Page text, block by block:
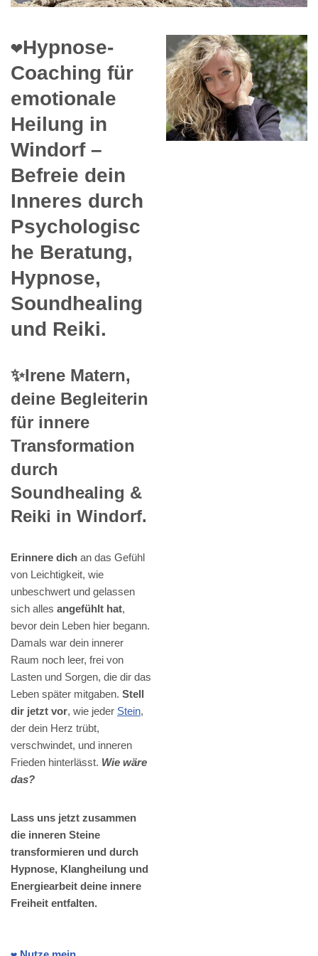
❤️Hypnose-
Coaching für
emotionale
Heilung in
Windorf –
Befreie dein
Inneres durch
Psychologisc
he Beratung,
Hypnose,
Soundhealing
und Reiki.
✨Irene Matern,
deine Begleiterin
für innere
Transformation
durch
Soundhealing &
Reiki in Windorf.
Erinnere dich an das Gefühl
von Leichtigkeit, wie
unbeschwert und gelassen
sich alles angefühlt hat,
bevor dein Leben hier begann.
Damals war dein innerer
Raum noch leer, frei von
Lasten und Sorgen, die dir das
Leben später mitgaben. Stell
dir jetzt vor, wie jeder Stein,
der dein Herz trübt,
verschwindet, und inneren
Frieden hinterlässt. Wie wäre
das?
Lass uns jetzt zusammen
die inneren Steine
transformieren und durch
Hypnose, Klangheilung und
Energiearbeit deine innere
Freiheit entfalten.